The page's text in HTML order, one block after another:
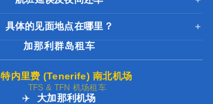
具体的见面地点在哪里？
＋
加那利群岛租车
特内里费 (Tenerife) 南北机场
TFS & TFN 机场租车
✈️ 大加那利机场